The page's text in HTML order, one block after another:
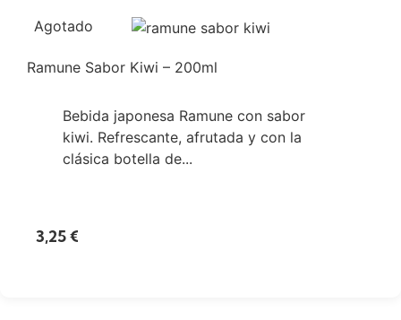
Agotado
Ramune Sabor Kiwi – 200ml
Bebida japonesa Ramune con sabor
kiwi. Refrescante, afrutada y con la
clásica botella de...
3,25€